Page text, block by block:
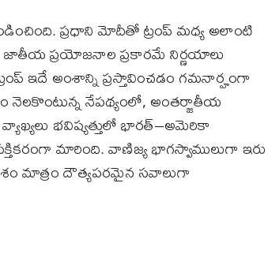
ప్రధాని మోదీతో ట్రంప్ మధ్య అలాంటి
జాతీయ ప్రయోజనాల ప్రకారమే నిర్ణయాలు
ఇదే అంశాన్ని ప్రస్తావించడం గమనార్హంగా
నేపథ్యంలో, అంతర్జాతీయ
భవిష్యత్తులో భారత్–అమెరికా
మారింది. వాణిజ్య భాగస్వాములుగా ఇరు
మాత్రం దౌత్యపరమైన సవాలుగా